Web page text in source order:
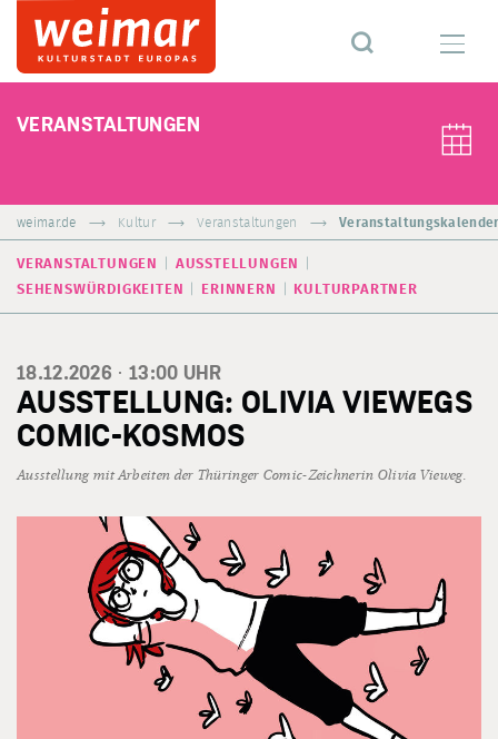
VERANSTALTUNGEN
weimar.de Kultur Veranstaltungen
VERANSTALTUNGEN
AUSSTELLUNGEN
SEHENSWÜRDIGKEITEN
ERINNERN KULTURPARTNER
18.12.2026 · 13:00 UHR
AUSSTELLUNG: OLIVIA VIEWEGS
COMIC-KOSMOS
Ausstellung mit Arbeiten der Thüringer Comic-Zeichnerin Olivia Vieweg.